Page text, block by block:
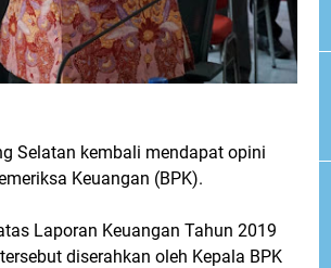
Selatan kembali mendapat opini
Keuangan (BPK).
Laporan Keuangan Tahun 2019
diserahkan oleh Kepala BPK